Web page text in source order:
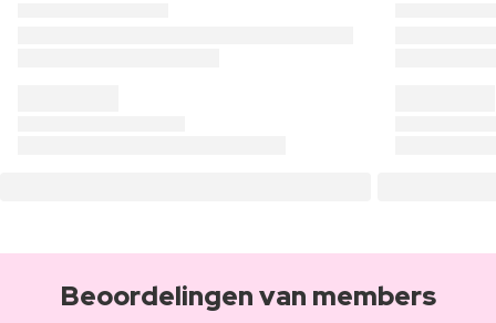
Beoordelingen van members